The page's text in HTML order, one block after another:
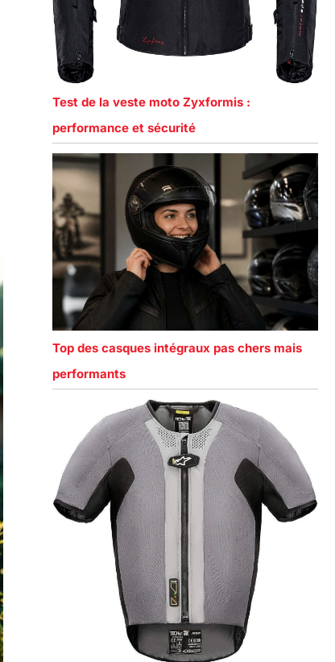
Test de la veste moto Zyxformis :
performance et sécurité
Top des casques intégraux pas chers mais
performants